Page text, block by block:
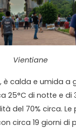
Vientiane
è calda e umida a
25°C di notte e di
del 70% circa. Le
circa 19 giorni di